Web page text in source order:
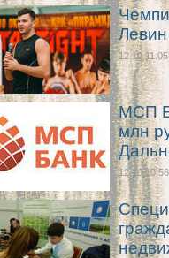
12.10 11:05
МСП
млн
12.10 10:56